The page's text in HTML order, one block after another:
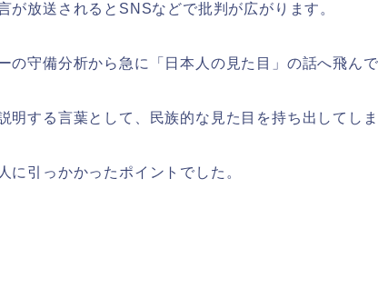
が放送されるとSNSなどで批判が広がります。
の守備分析から急に「日本人の見た目」の話へ飛んで
明する言葉として、民族的な見た目を持ち出してしま
に引っかかったポイントでした。